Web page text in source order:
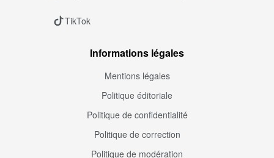
TikTok
Informations légales
Mentions légales
Politique éditoriale
Politique de confidentialité
Politique de correction
Politique de modération